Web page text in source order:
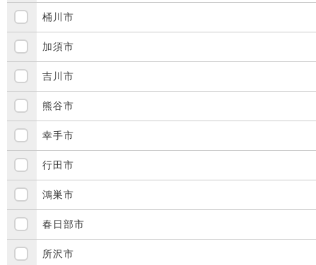
桶川市
加須市
吉川市
熊谷市
幸手市
行田市
鴻巣市
春日部市
所沢市